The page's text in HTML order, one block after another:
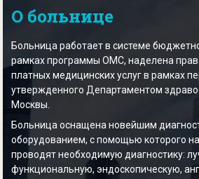
О больнице
Больница работает в системе
рамках программы ОМС, наделена
платных медицинских услуг в рамках
утвержденного Департаментом
Москвы.
Больница оснащена новейшим
оборудованием, с помощью которого
проводят необходимую диагностику:
функциональную, эндоскопическую,